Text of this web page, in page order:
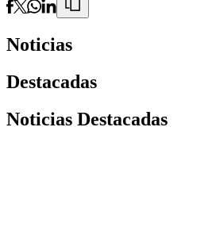
Noticias
Destacadas
Noticias Destacadas